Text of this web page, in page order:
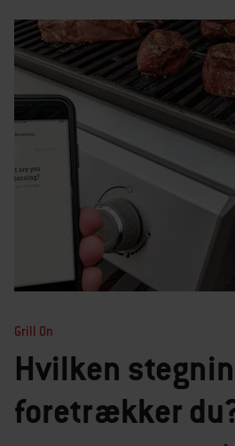
Grill On
Hvilken
foretrækker